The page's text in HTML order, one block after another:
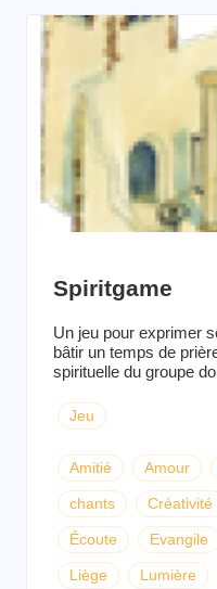
Spiritgame
Un jeu pour exprimer
bâtir un temps de
spirituelle du groupe
Jeu
Amitié Amour
chants Créativité
Écoute Evangile
Liège Lumière